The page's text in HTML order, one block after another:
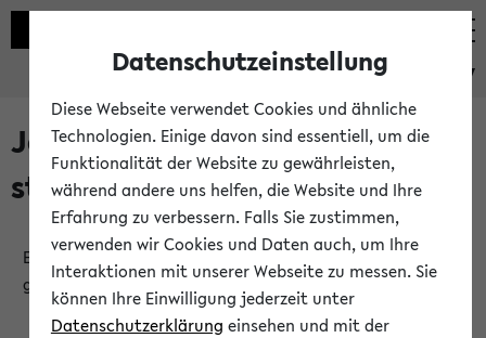
eKVV
Jetzt und in Kürze
stattfindende Veranstaltungen
Es wurden keine jetzt stattfindenden Veranstaltungen
gefunden!
Datenschutzeinstellung
Diese Webseite verwendet Cookies und ähnliche
Technologien. Einige davon sind essentiell, um die
Funktionalität der Website zu gewährleisten,
während andere uns helfen, die Website und Ihre
Erfahrung zu verbessern. Falls Sie zustimmen,
verwenden wir Cookies und Daten auch, um Ihre
Interaktionen mit unserer Webseite zu messen. Sie
können Ihre Einwilligung jederzeit unter
Datenschutzerklärung einsehen und mit der